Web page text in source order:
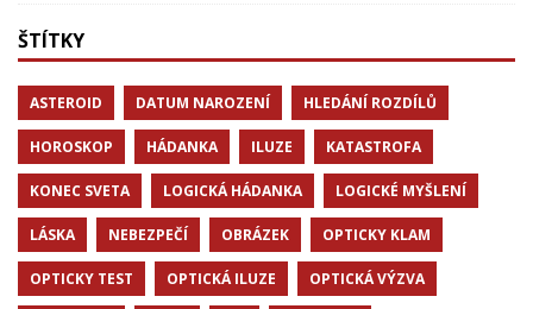
ŠTÍTKY
ASTEROID DATUM NAROZENÍ HLEDÁNÍ ROZDÍLŮ
HOROSKOP HÁDANKA ILUZE KATASTROFA
KONEC SVETA LOGICKÁ HÁDANKA LOGICKÉ MYŠLENÍ
LÁSKA NEBEZPEČÍ OBRÁZEK OPTICKY KLAM
OPTICKY TEST OPTICKÁ ILUZE OPTICKÁ VÝZVA